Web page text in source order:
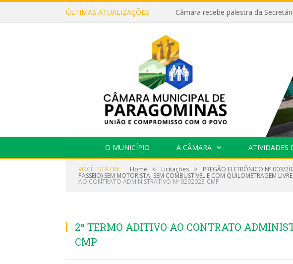
ÚLTIMAS ATUALIZAÇÕES:
O MUNICÍPIO A CÂMARA ATIVIDADES
VOCÊ ESTÁ EM: Home » Licitações » PREGÃO ELETRÔNICO Nº 003/
PASSEIO) SEM MOTORISTA, SEM COMBUSTÍVEL E COM QUILOMETRAGEM
AO CONTRATO ADMINISTRATIVO Nº 0292023-CMP
2º TERMO ADITIVO AO CONTRATO
CMP